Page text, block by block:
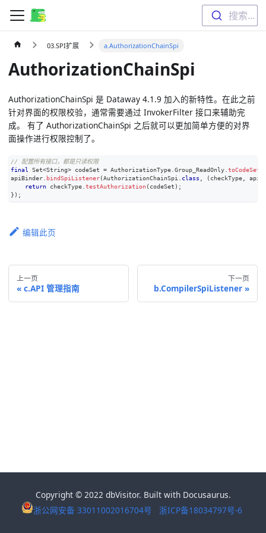
搜索...
03.SPI扩展 a.AuthorizationChainSpi
AuthorizationChainSpi
AuthorizationChainSpi 是 Dataway 4.1.9 加入的新特性。在此之前
针对界面的权限校验，通常需要通过 InvokerFilter 接口来辅助完
成。 有了 AuthorizationChainSpi 之后就可以更加简单方便的对界
面操作进行权限控制了。
// 配置所有接口，都是只读权限
final
Set<String> codeSet = AuthorizationType. Group_ReadOnly. toCodeSet
apiBinder. bindSpiListener(AuthorizationChainSpi class ( checkType,
return checkType. testAuthorization( codeSet ) ;
} ) ;
编辑此页
上一页
c.API 管理指南
下一页
b.CompilerSpiListener
Copyright © 2022 dbVisitor. Built with Docusaurus.
浙公网安备 33011002016704号
浙ICP备18034797号-6